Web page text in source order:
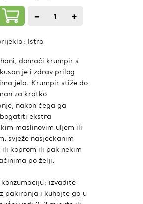
− 1 +
Istra
domaći krumpir s
je i zdrav prilog
jela. Krumpir stiže do
za kratko
nakon čega ga
ekstra
maslinovim uljem ili
svježe nasjeckanim
ili koprom ili pak nekim
po želji.
izvadite
pakiranja i kuhajte ga u